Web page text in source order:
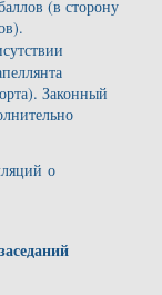
(в сторону
Законный
о